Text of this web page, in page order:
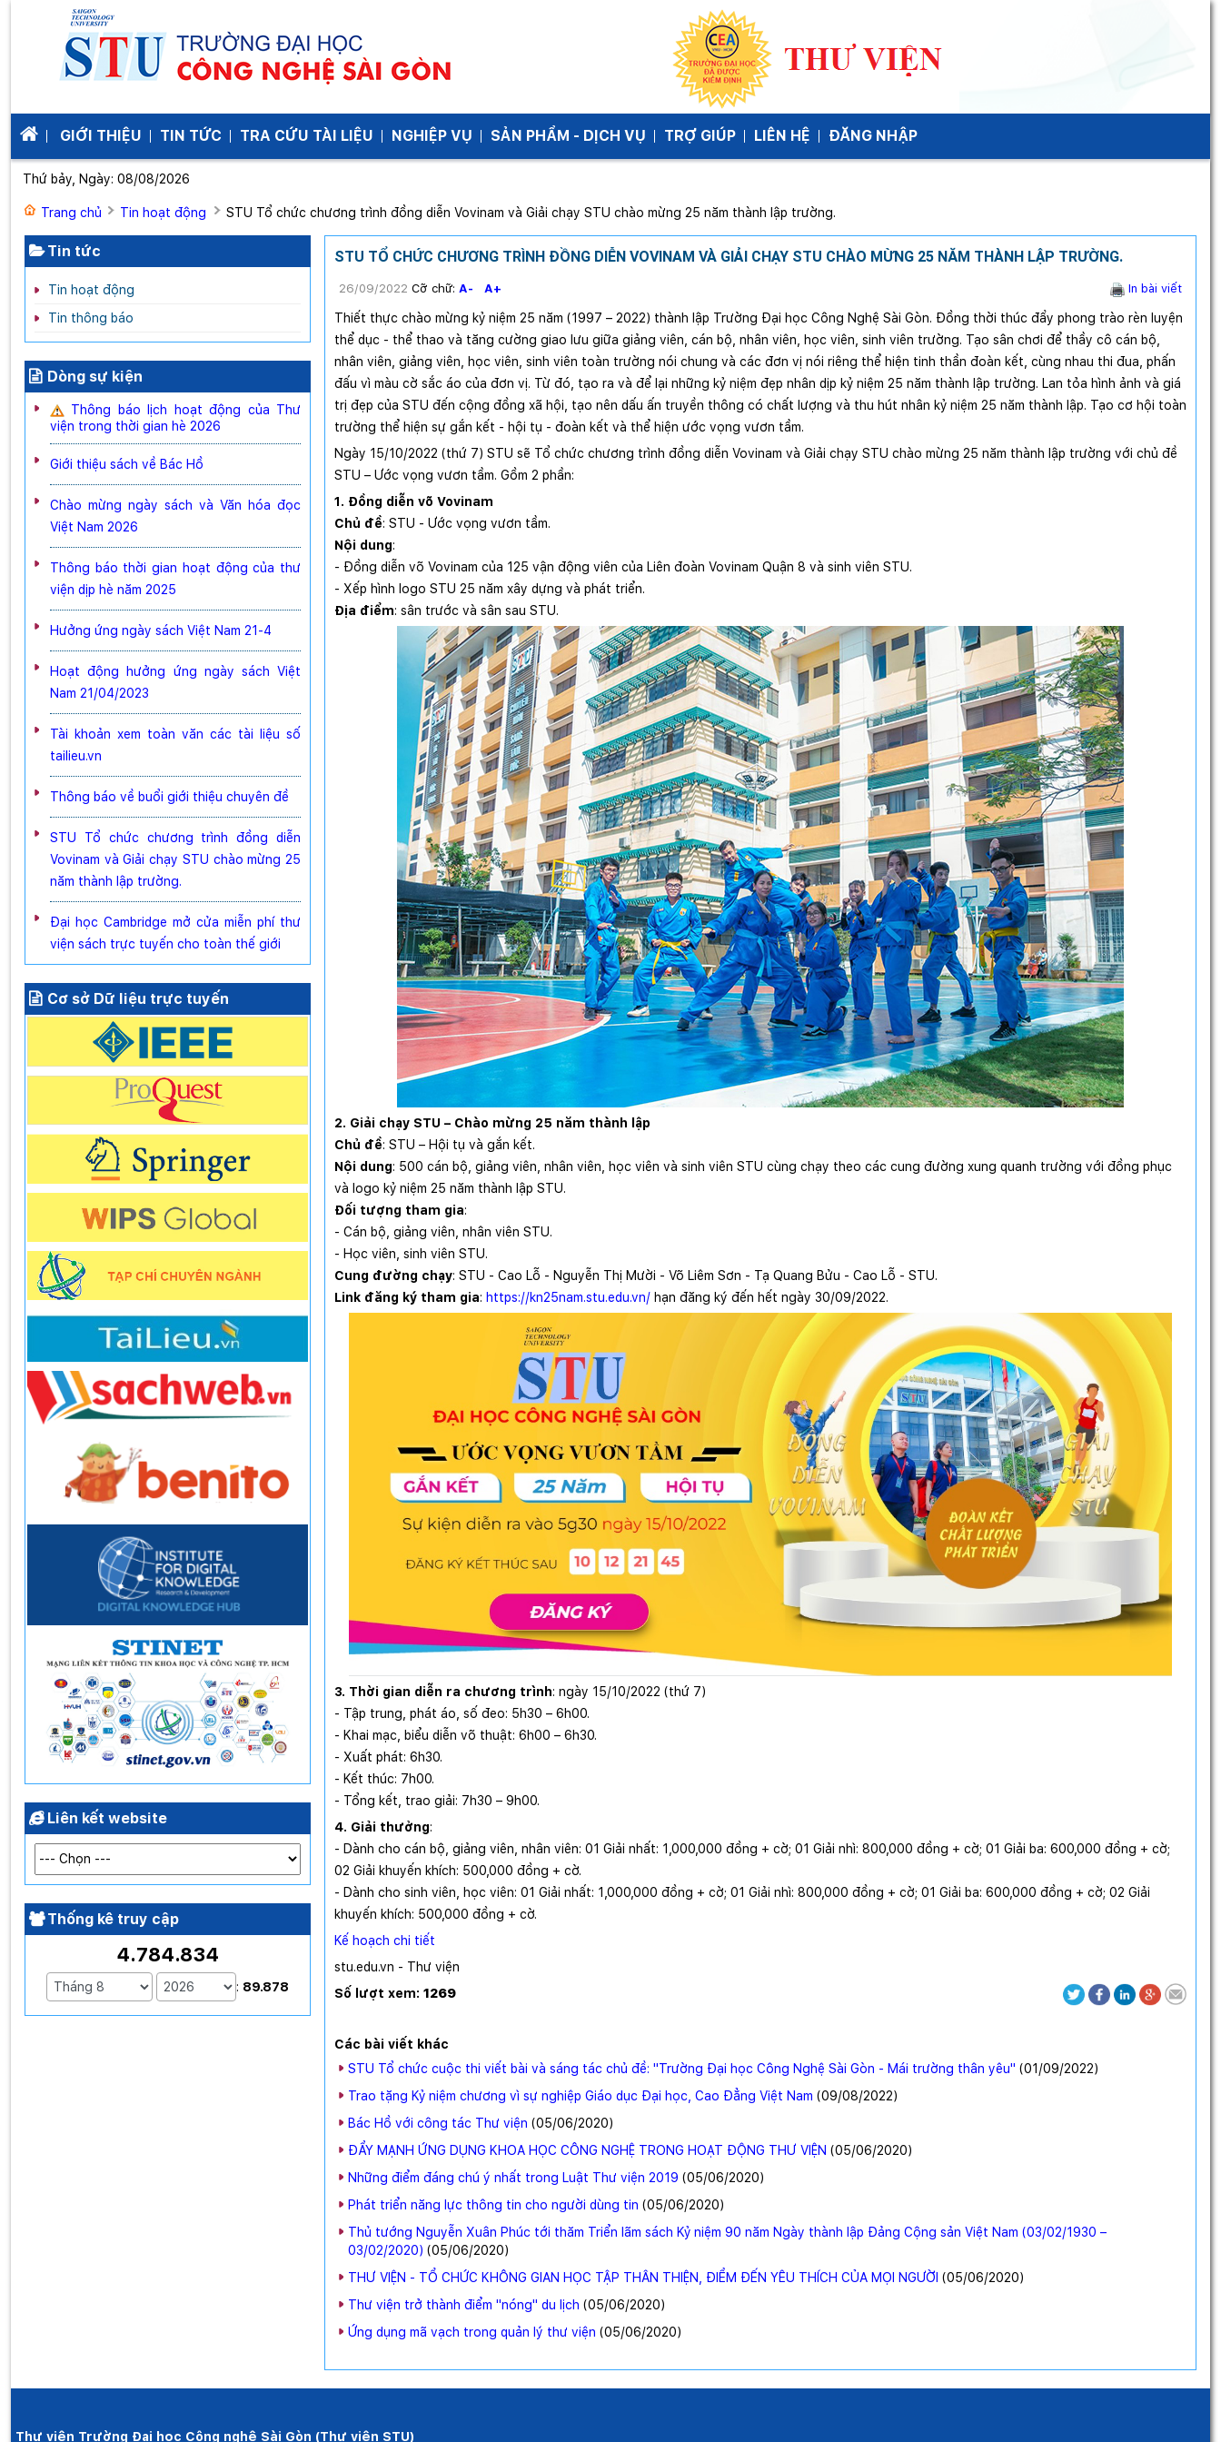
GIỚI THIỆU TIN TỨC TRA CỨU TÀI LIỆU NGHIỆP VỤ SẢN PHẨM - DỊCH VỤ TRỢ GIÚP LIÊN HỆ ĐĂNG NHẬP
Thứ bảy, Ngày: 08/08/2026
Trang chủ Tin hoạt động STU Tổ chức chương trình đồng diễn Vovinam và Giải chạy STU chào mừng 25 năm thành lập trường.
Tin tức
Tin hoạt động
Tin thông báo
Dòng sự kiện
Thông báo lịch hoạt động của Thư
viện trong thời gian hè 2026
Giới thiệu sách về Bác Hồ
Chào mừng ngày sách và Văn hóa đọc
Việt Nam 2026
Thông báo thời gian hoạt động của thư
viện dịp hè năm 2025
Hưởng ứng ngày sách Việt Nam 21-4
Hoạt động hưởng ứng ngày sách Việt
Nam 21/04/2023
Tài khoản xem toàn văn các tài liệu số
tailieu.vn
Thông báo về buổi giới thiệu chuyên đề
STU Tổ chức chương trình đồng diễn
Vovinam và Giải chạy STU chào mừng 25
năm thành lập trường.
Đại học Cambridge mở cửa miễn phí thư
viện sách trực tuyến cho toàn thế giới
Cơ sở Dữ liệu trực tuyến
Liên kết website
Thống kê truy cập
4.784.834
: 89.878
STU TỔ CHỨC CHƯƠNG TRÌNH ĐỒNG DIỄN VOVINAM VÀ GIẢI CHẠY STU CHÀO MỪNG 25 NĂM THÀNH LẬP TRƯỜNG.
26/09/2022 Cỡ chữ: A- A+ In bài viết
Thiết thực chào mừng kỷ niệm 25 năm (1997 – 2022) thành lập Trường Đại học Công Nghệ Sài Gòn. Đồng thời thúc đẩy phong trào rèn luyện
thể dục - thể thao và tăng cường giao lưu giữa giảng viên, cán bộ, nhân viên, học viên, sinh viên trường. Tạo sân chơi để thầy cô cán bộ,
nhân viên, giảng viên, học viên, sinh viên toàn trường nói chung và các đơn vị nói riêng thể hiện tinh thần đoàn kết, cùng nhau thi đua, phấn
đấu vì màu cờ sắc áo của đơn vị. Từ đó, tạo ra và để lại những kỷ niệm đẹp nhân dịp kỷ niệm 25 năm thành lập trường. Lan tỏa hình ảnh và giá
trị đẹp của STU đến cộng đồng xã hội, tạo nên dấu ấn truyền thông có chất lượng và thu hút nhân kỷ niệm 25 năm thành lập. Tạo cơ hội toàn
trường thể hiện sự gắn kết - hội tụ - đoàn kết và thể hiện ước vọng vươn tầm.
Ngày 15/10/2022 (thứ 7) STU sẽ Tổ chức chương trình đồng diễn Vovinam và Giải chạy STU chào mừng 25 năm thành lập trường với chủ đề
STU – Ước vọng vươn tầm. Gồm 2 phần:
1. Đồng diễn võ Vovinam
Chủ đề: STU - Ước vọng vươn tầm.
Nội dung:
- Đồng diễn võ Vovinam của 125 vận động viên của Liên đoàn Vovinam Quận 8 và sinh viên STU.
- Xếp hình logo STU 25 năm xây dựng và phát triển.
Địa điểm: sân trước và sân sau STU.
2. Giải chạy STU – Chào mừng 25 năm thành lập
Chủ đề: STU – Hội tụ và gắn kết.
Nội dung: 500 cán bộ, giảng viên, nhân viên, học viên và sinh viên STU cùng chạy theo các cung đường xung quanh trường với đồng phục
và logo kỷ niệm 25 năm thành lập STU.
Đối tượng tham gia:
- Cán bộ, giảng viên, nhân viên STU.
- Học viên, sinh viên STU.
Cung đường chạy: STU - Cao Lỗ - Nguyễn Thị Mười - Võ Liêm Sơn - Tạ Quang Bửu - Cao Lỗ - STU.
Link đăng ký tham gia: https://kn25nam.stu.edu.vn/ hạn đăng ký đến hết ngày 30/09/2022.
3. Thời gian diễn ra chương trình: ngày 15/10/2022 (thứ 7)
- Tập trung, phát áo, số đeo: 5h30 – 6h00.
- Khai mạc, biểu diễn võ thuật: 6h00 – 6h30.
- Xuất phát: 6h30.
- Kết thúc: 7h00.
- Tổng kết, trao giải: 7h30 – 9h00.
4. Giải thưởng:
- Dành cho cán bộ, giảng viên, nhân viên: 01 Giải nhất: 1,000,000 đồng + cờ; 01 Giải nhì: 800,000 đồng + cờ; 01 Giải ba: 600,000 đồng + cờ;
02 Giải khuyến khích: 500,000 đồng + cờ.
- Dành cho sinh viên, học viên: 01 Giải nhất: 1,000,000 đồng + cờ; 01 Giải nhì: 800,000 đồng + cờ; 01 Giải ba: 600,000 đồng + cờ; 02 Giải
khuyến khích: 500,000 đồng + cờ.
Kế hoạch chi tiết
stu.edu.vn - Thư viện
Số lượt xem: 1269
Các bài viết khác
STU Tổ chức cuộc thi viết bài và sáng tác chủ đề: "Trường Đại học Công Nghệ Sài Gòn - Mái trường thân yêu" (01/09/2022)
Trao tặng Kỷ niệm chương vì sự nghiệp Giáo dục Đại học, Cao Đẳng Việt Nam (09/08/2022)
Bác Hồ với công tác Thư viện (05/06/2020)
ĐẨY MẠNH ỨNG DỤNG KHOA HỌC CÔNG NGHỆ TRONG HOẠT ĐỘNG THƯ VIỆN (05/06/2020)
Những điểm đáng chú ý nhất trong Luật Thư viện 2019 (05/06/2020)
Phát triển năng lực thông tin cho người dùng tin (05/06/2020)
Thủ tướng Nguyễn Xuân Phúc tới thăm Triển lãm sách Kỷ niệm 90 năm Ngày thành lập Đảng Cộng sản Việt Nam (03/02/1930 –
03/02/2020) (05/06/2020)
THƯ VIỆN - TỔ CHỨC KHÔNG GIAN HỌC TẬP THÂN THIỆN, ĐIỂM ĐẾN YÊU THÍCH CỦA MỌI NGƯỜI (05/06/2020)
Thư viện trở thành điểm ''nóng'' du lịch (05/06/2020)
Ứng dụng mã vạch trong quản lý thư viện (05/06/2020)
Thư viện Trường Đại học Công nghệ Sài Gòn (Thư viện STU)